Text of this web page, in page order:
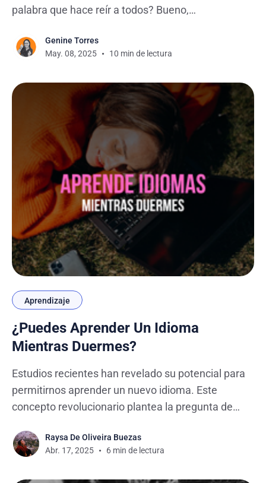
palabra que hace reír a todos? Bueno,
para descifrarlo. En este artículo, vamos a
sumergirnos en el mundo de los insultos en árabe,
Genine Torres
May. 08, 2025
10 min de lectura
Aprendizaje
¿Puedes Aprender Un Idioma
Mientras Duermes?
Estudios recientes han revelado su potencial para
permitirnos aprender un nuevo idioma. Este
concepto revolucionario plantea la pregunta de
este artículo examinará la ciencia detrás de ello y
proporcionará algunos consejos sobre cómo
Raysa De Oliveira Buezas
Abr. 17, 2025
6 min de lectura